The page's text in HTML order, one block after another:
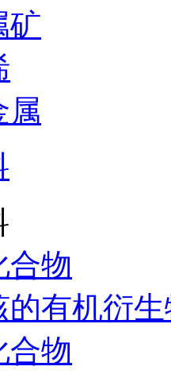
矿
属
合物
的有机衍
合物